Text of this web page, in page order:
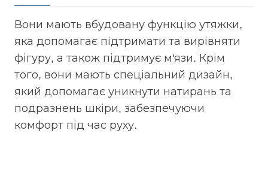
Вони мають вбудовану функцію утяжки,
яка допомагає підтримати та вирівняти
фігуру, а також підтримує м'язи. Крім
того, вони мають спеціальний дизайн,
який допомагає уникнути натирань та
подразнень шкіри, забезпечуючи
комфорт під час руху.